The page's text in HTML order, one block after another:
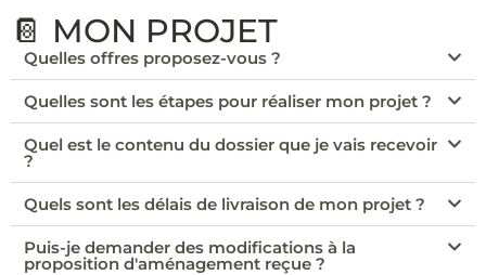
📔 MON PROJET
Quelles offres proposez-vous ?
Quelles sont les étapes pour réaliser mon projet ?
Quel est le contenu du dossier que je vais recevoir
?
Quels sont les délais de livraison de mon projet ?
Puis-je demander des modifications à la
proposition d'aménagement reçue ?